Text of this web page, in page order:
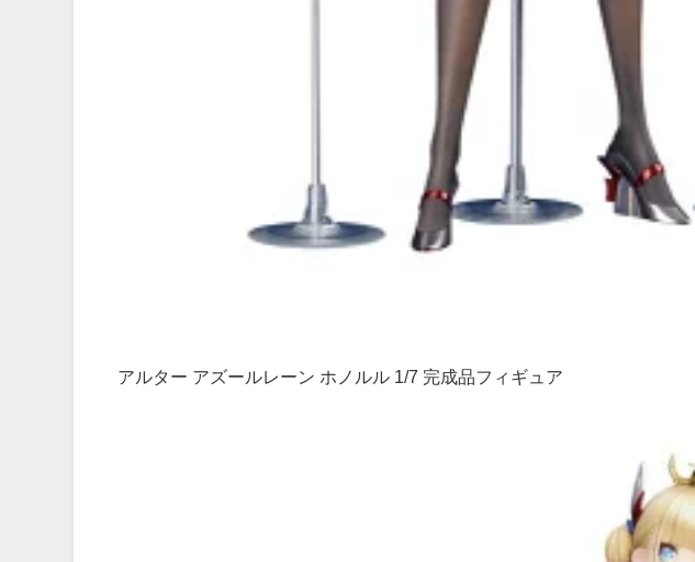
アルター アズールレーン ホノルル 1/7 完成品フィギュア